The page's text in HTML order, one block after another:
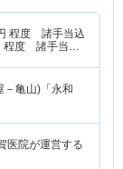
程度 諸手当込
程度 諸手当・
－亀山)「永和
医院が運営する